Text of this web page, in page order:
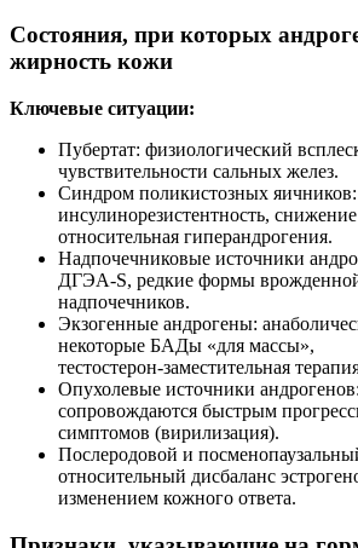
Состояния, при которых
жирность кожи
Ключевые ситуации:
Пубертат: физиологический
чувствительности сальных желез.
Синдром поликистозных яичников:
инсулинорезистентность,
относительная гиперандрогения.
Надпочечниковые источники
ДГЭА‑S, редкие формы
надпочечников.
Экзогенные андрогены:
некоторые БАДы «для массы»,
тестостерон‑заместительная
Опухолевые источники
сопровождаются быстрым
симптомов (вирилизация).
Послеродовой и
относительный дисбаланс
изменением кожного ответа.